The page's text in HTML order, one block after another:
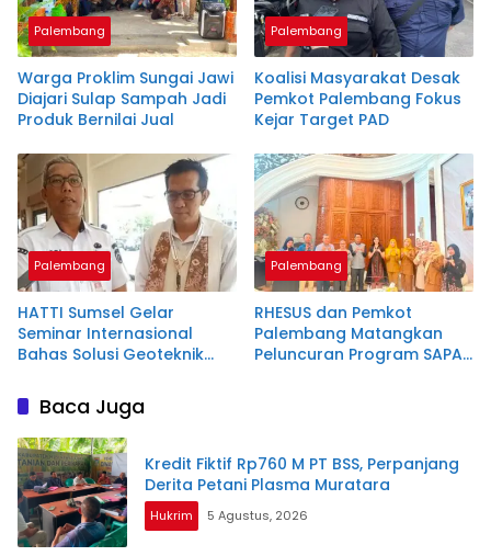
Palembang
Warga Proklim Sungai Jawi
Diajari Sulap Sampah Jadi
Produk Bernilai Jual
Palembang
Koalisi Masyarakat Desak
Pemkot Palembang Fokus
Kejar Target PAD
Palembang
HATTI Sumsel Gelar
Seminar Internasional
Bahas Solusi Geoteknik
Berkelanjutan
Palembang
RHESUS dan Pemkot
Palembang Matangkan
Peluncuran Program SAPA
Baca Juga
Kredit Fiktif Rp760 M PT BSS, Perpanjang
Derita Petani Plasma Muratara
Hukrim 5 Agustus, 2026